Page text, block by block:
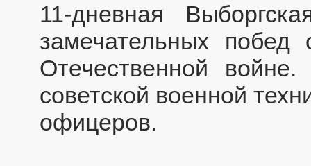
11-дневная
замечательных побед
Отечественной
советской военной
офицеров.